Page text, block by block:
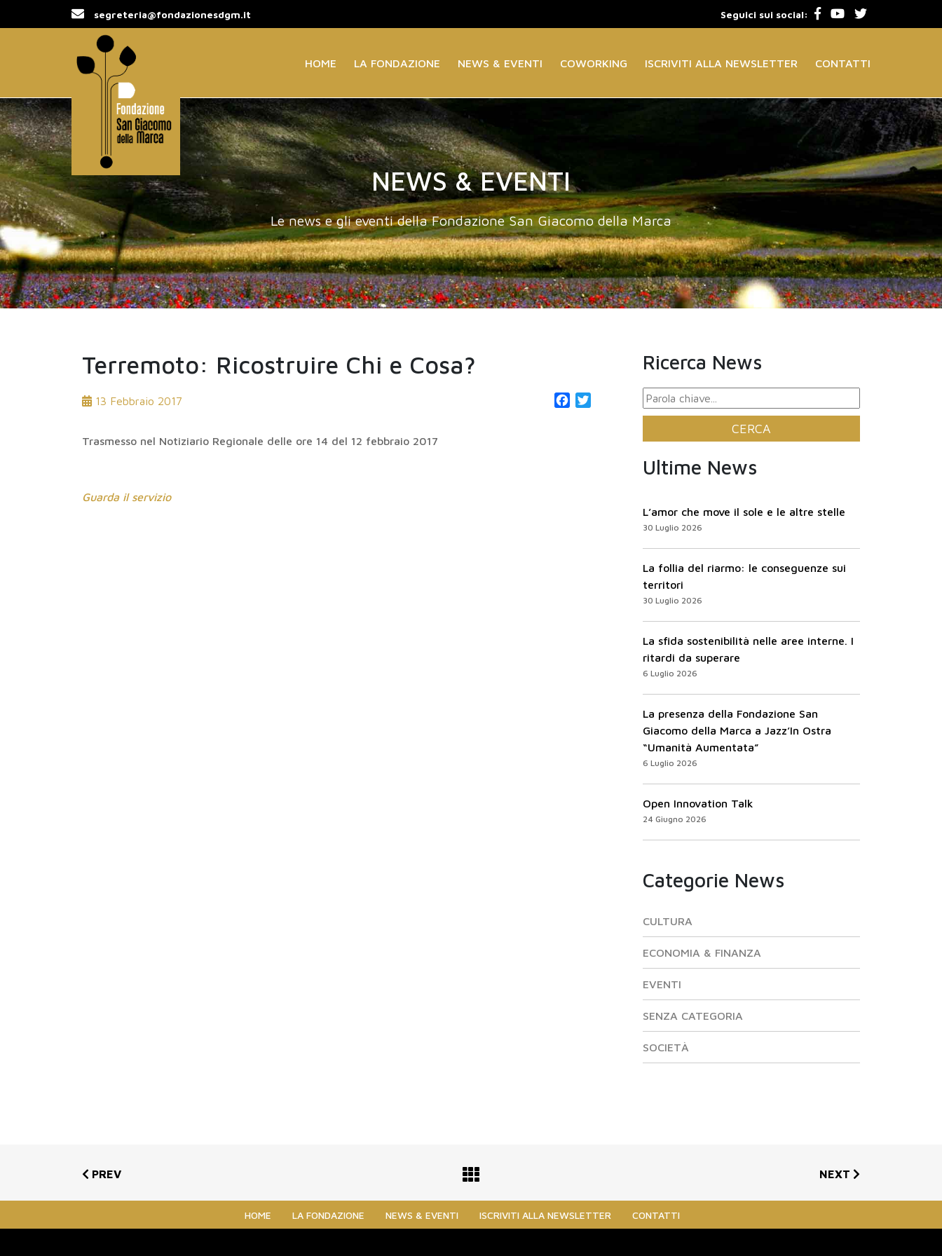
segreteria@fondazionesdgm.it Seguici sui social:
HOME LA FONDAZIONE NEWS & EVENTI COWORKING ISCRIVITI ALLA NEWSLETTER CONTATTI
NEWS & EVENTI
Le news e gli eventi della Fondazione San Giacomo della Marca
Terremoto: Ricostruire Chi e Cosa?
13 Febbraio 2017 Facebook
Trasmesso nel Notiziario Regionale delle ore 14 del 12 febbraio 2017
Guarda il servizio
Ricerca News
Ultime News
L’amor che move il sole e le altre stelle
30 Luglio 2026
La follia del riarmo: le conseguenze sui
territori
30 Luglio 2026
La sfida sostenibilità nelle aree interne. I
ritardi da superare
6 Luglio 2026
La presenza della Fondazione San
Giacomo della Marca a Jazz’In Ostra
“Umanità Aumentata”
6 Luglio 2026
Open Innovation Talk
24 Giugno 2026
Categorie News
CULTURA
ECONOMIA & FINANZA
EVENTI
SENZA CATEGORIA
SOCIETÀ
PREV NEXT
HOME LA FONDAZIONE NEWS & EVENTI ISCRIVITI ALLA NEWSLETTER CONTATTI